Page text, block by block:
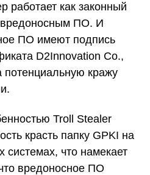
работает как законный
вредоносным ПО. И
ПО имеют подпись
D2Innovation Co.,
потенциальную кражу
Troll Stealer
красть папку GPKI на
системах, что намекает
вредоносное ПО